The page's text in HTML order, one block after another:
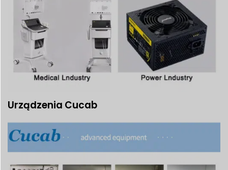
Urządzenia Cucab